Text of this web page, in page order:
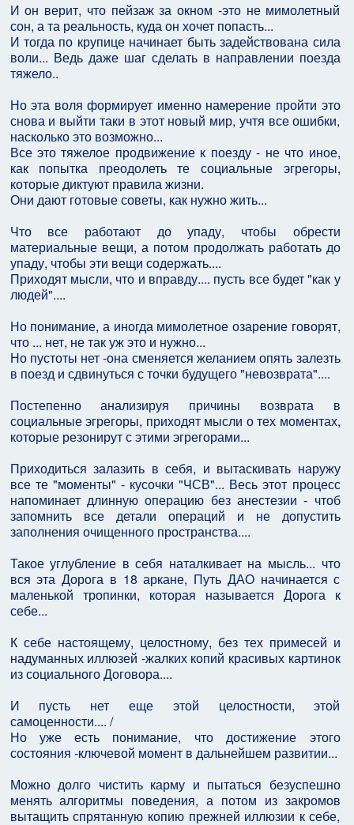
И он верит, что пейзаж за окном -это не мимолетный
сон, а та реальность, куда он хочет попасть...
И тогда по крупице начинает быть задействована сила
воли... Ведь даже шаг сделать в направлении поезда
тяжело..
Но эта воля формирует именно намерение пройти это
снова и выйти таки в этот новый мир, учтя все ошибки,
насколько это возможно...
Все это тяжелое продвижение к поезду - не что иное,
как попытка преодолеть те социальные эгрегоры,
которые диктуют правила жизни.
Они дают готовые советы, как нужно жить...
Что все работают до упаду, чтобы обрести
материальные вещи, а потом продолжать работать до
упаду, чтобы эти вещи содержать....
Приходят мысли, что и вправду.... пусть все будет "как у
людей"....
Но понимание, а иногда мимолетное озарение говорят,
что ... нет, не так уж это и нужно...
Но пустоты нет -она сменяется желанием опять залезть
в поезд и сдвинуться с точки будущего "невозврата"....
Постепенно анализируя причины возврата в
социальные эгрегоры, приходят мысли о тех моментах,
которые резонирут с этими эгрегорами...
Приходиться залазить в себя, и вытаскивать наружу
все те "моменты" - кусочки "ЧСВ"... Весь этот процесс
напоминает длинную операцию без анестезии - чтоб
запомнить все детали операций и не допустить
заполнения очищенного пространства....
Такое углубление в себя наталкивает на мысль... что
вся эта Дорога в 18 аркане, Путь ДАО начинается с
маленькой тропинки, которая называется Дорога к
себе...
К себе настоящему, целостному, без тех примесей и
надуманных иллюзей -жалких копий красивых картинок
из социального Договора....
И пусть нет еще этой целостности, этой
самоценности.... /
Но уже есть понимание, что достижение этого
состояния -ключевой момент в дальнейшем развитии...
Можно долго чистить карму и пытаться безуспешно
менять алгоритмы поведения, а потом из закромов
вытащить спрятанную копию прежней иллюзии к себе,